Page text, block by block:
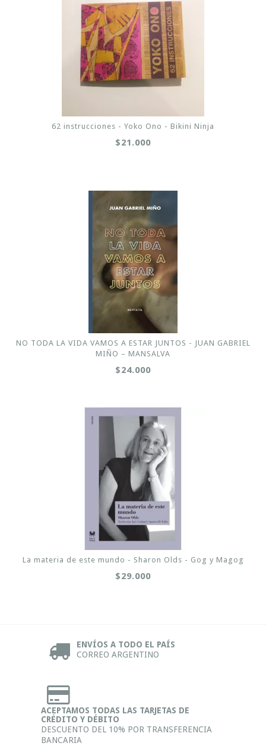
62 instrucciones - Yoko Ono - Bikini Ninja
$21.000
NO TODA LA VIDA VAMOS A ESTAR JUNTOS - JUAN GABRIEL
MIÑO – MANSALVA
$24.000
La materia de este mundo - Sharon Olds - Gog y Magog
$29.000
ENVÍOS A TODO EL PAÍS
CORREO ARGENTINO
ACEPTAMOS TODAS LAS TARJETAS DE
CRÉDITO Y DÉBITO
DESCUENTO DEL 10% POR TRANSFERENCIA
BANCARIA